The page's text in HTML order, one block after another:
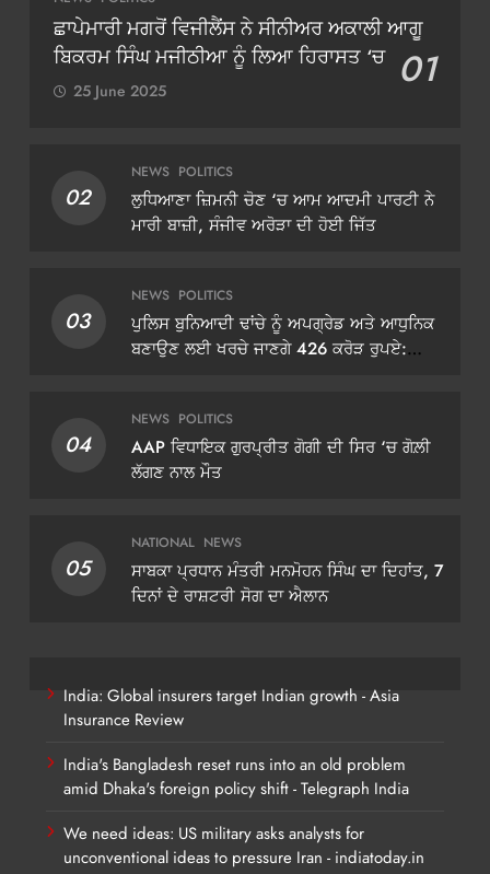
ਛਾਪੇਮਾਰੀ ਮਗਰੋਂ ਵਿਜੀਲੈਂਸ ਨੇ ਸੀਨੀਅਰ ਅਕਾਲੀ ਆਗੂ
ਬਿਕਰਮ ਸਿੰਘ ਮਜੀਠੀਆ ਨੂੰ ਲਿਆ ਹਿਰਾਸਤ ‘ਚ 01
25 June 2025
02
NEWS POLITICS
ਲੁਧਿਆਣਾ ਜ਼ਿਮਨੀ ਚੋਣ ‘ਚ ਆਮ ਆਦਮੀ ਪਾਰਟੀ ਨੇ
ਮਾਰੀ ਬਾਜ਼ੀ, ਸੰਜੀਵ ਅਰੋੜਾ ਦੀ ਹੋਈ ਜਿੱਤ
03
NEWS POLITICS
ਪੁਲਿਸ ਬੁਨਿਆਦੀ ਢਾਂਚੇ ਨੂੰ ਅਪਗ੍ਰੇਡ ਅਤੇ ਆਧੁਨਿਕ
ਬਣਾਉਣ ਲਈ ਖਰਚੇ ਜਾਣਗੇ 426 ਕਰੋੜ ਰੁਪਏ:
04
NEWS POLITICS
AAP ਵਿਧਾਇਕ ਗੁਰਪ੍ਰੀਤ ਗੋਗੀ ਦੀ ਸਿਰ ‘ਚ ਗੋਲ਼ੀ
ਲੱਗਣ ਨਾਲ ਮੌਤ
05
NATIONAL NEWS
ਸਾਬਕਾ ਪ੍ਰਧਾਨ ਮੰਤਰੀ ਮਨਮੋਹਨ ਸਿੰਘ ਦਾ ਦਿਹਾਂਤ, 7
ਦਿਨਾਂ ਦੇ ਰਾਸ਼ਟਰੀ ਸੋਗ ਦਾ ਐਲਾਨ
India: Global insurers target Indian growth - Asia
Insurance Review
India's Bangladesh reset runs into an old problem
amid Dhaka's foreign policy shift - Telegraph India
We need ideas: US military asks analysts for
unconventional ideas to pressure Iran - indiatoday.in